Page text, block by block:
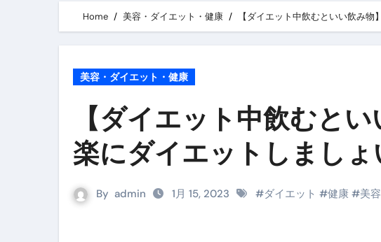
Cookie同意管理ツール「STRIGHT」取り扱
金融ブラックでも毎日「ビットコイン」が
【輸入消費税】輸入に消費税はかかるのか？
この動画は国にすぐ消されます。これが日
意外にありえる？日経平均40000円を妄想シ
Home 美容・ダイエット・健康 【ダイエット中飲むといい飲み
美容・ダイエット・健康
【ダイエット中飲むと
楽にダイエットしましょ
By admin 1月 15, 2023 #ダイエット #健康 #美容